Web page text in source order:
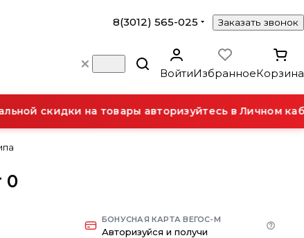
8(3012) 565-025 Заказать звонок
ВойтиИзбранноеКорзина
скидки на товары авторизуйтесь в Личном
0
БОНУСНАЯ КАРТА ВЕГОС-М
Авторизуйся и получи